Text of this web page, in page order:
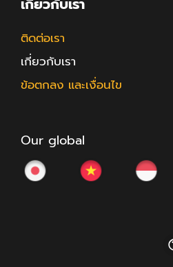
เกี่ยวกับเรา
ติดต่อเรา
เกี่ยวกับเรา
ข้อตกลง และเงื่อนไข
Our global